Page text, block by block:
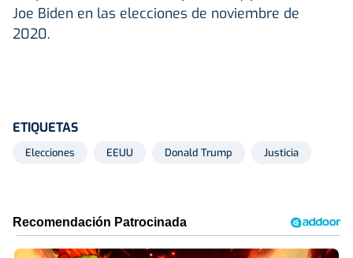
Joe Biden en las elecciones de noviembre de
2020.
ETIQUETAS
Elecciones EEUU Donald Trump Justicia